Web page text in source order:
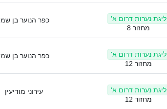
ליגת נערות דרום א'
מחזור 8
כפר הנוער בן
ליגת נערות דרום א'
מחזור 12
כפר הנוער בן
ליגת נערות דרום א'
מחזור 12
עירוני מודיעין